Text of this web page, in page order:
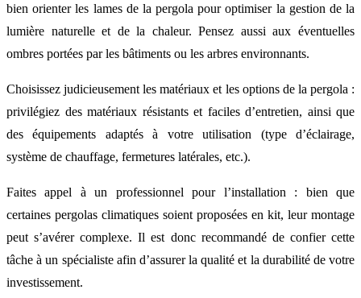
bien orienter les lames de la pergola pour optimiser la gestion de la
lumière naturelle et de la chaleur. Pensez aussi aux éventuelles
ombres portées par les bâtiments ou les arbres environnants.
Choisissez judicieusement les matériaux et les options de la pergola :
privilégiez des matériaux résistants et faciles d’entretien, ainsi que
des équipements adaptés à votre utilisation (type d’éclairage,
système de chauffage, fermetures latérales, etc.).
Faites appel à un professionnel pour l’installation : bien que
certaines pergolas climatiques soient proposées en kit, leur montage
peut s’avérer complexe. Il est donc recommandé de confier cette
tâche à un spécialiste afin d’assurer la qualité et la durabilité de votre
investissement.